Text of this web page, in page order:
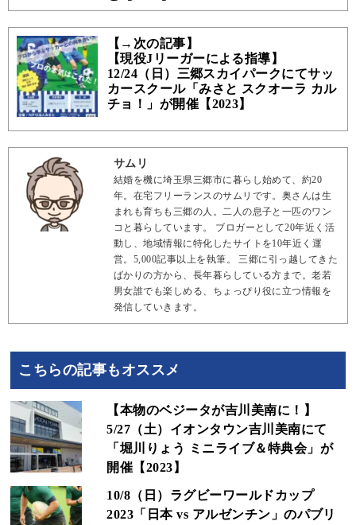
【→次の記事】
【現役Jリーガーによる指導】
12/24（日）三郷スカイパークにてサッ
カースクール「みさと スクオーラ カル
チョ！」が開催【2023】
サムリ
結婚を機に埼玉県三郷市に暮らし始めて、約20
年。在宅フリーランスのサムリです。奥さんは生
まれも育ちも三郷の人。二人の息子と一匹のワン
コと暮らしています。 ブロガーとして20年近く活
動し、地域情報に特化したサイトを10年近く運
営。5,000記事以上を執筆。 三郷に引っ越してきた
ばかりの方から、長年暮らしている方まで。老若
男女誰でも楽しめる、ちょっぴり役に立つ情報を
発信していきます。
こちらの記事もオススメ
【本物のベジータが吉川美南に！】
5/27（土）イオンタウン吉川美南にて
「堀川りょう ミニライブ＆特典会」が
開催【2023】
10/8（日）ラグビーワールドカップ
2023「日本 vs アルゼンチン」のパブリ